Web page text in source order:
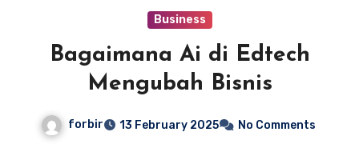
Business
Bagaimana Ai di Edtech
Mengubah Bisnis
forbir 13 February 2025 No Comments